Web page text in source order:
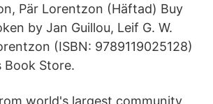
Pär Lorentzon (Häftad) Buy
by Jan Guillou, Leif G. W.
(ISBN: 9789119025128)
Book Store.
world's largest community